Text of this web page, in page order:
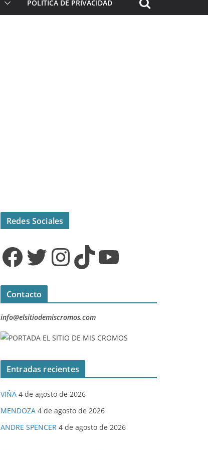
POLÍTICA DE PRIVACIDAD
Redes Sociales
Facebook Twitter InstagramTikTok YouTube
Contacto
info@elsitiodemiscromos.com
Entradas recientes
VIÑA 4 de agosto de 2026
MENDOZA 4 de agosto de 2026
ANDRE SPENCER 4 de agosto de 2026